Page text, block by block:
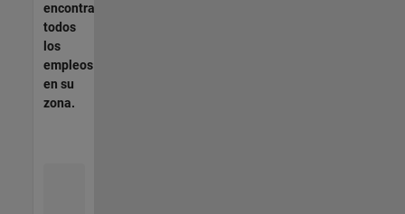
encontrar
todos
los
empleos
en su
zona.